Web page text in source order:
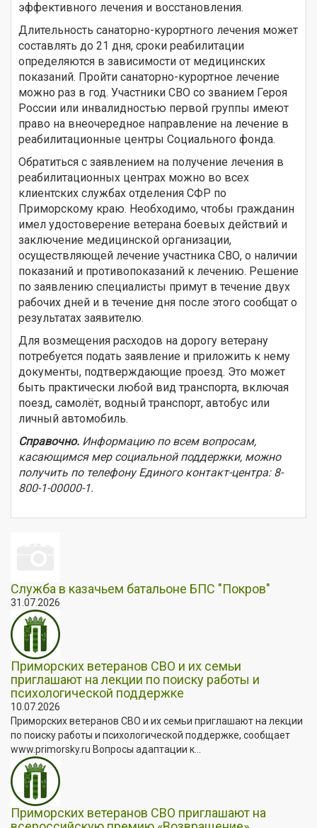
эффективного лечения и восстановления.
Длительность санаторно-курортного лечения может
составлять до 21 дня, сроки реабилитации
определяются в зависимости от медицинских
показаний. Пройти санаторно-курортное лечение
можно раз в год. Участники СВО со званием Героя
России или инвалидностью первой группы имеют
право на внеочередное направление на лечение в
реабилитационные центры Социального фонда.
Обратиться с заявлением на получение лечения в
реабилитационных центрах можно во всех
клиентских службах отделения СФР по
Приморскому краю. Необходимо, чтобы гражданин
имел удостоверение ветерана боевых действий и
заключение медицинской организации,
осуществляющей лечение участника СВО, о наличии
показаний и противопоказаний к лечению. Решение
по заявлению специалисты примут в течение двух
рабочих дней и в течение дня после этого сообщат о
результатах заявителю.
Для возмещения расходов на дорогу ветерану
потребуется подать заявление и приложить к нему
документы, подтверждающие проезд. Это может
быть практически любой вид транспорта, включая
поезд, самолёт, водный транспорт, автобус или
личный автомобиль.
Справочно. Информацию по всем вопросам,
касающимся мер социальной поддержки, можно
получить по телефону Единого контакт-центра: 8-
800-1-00000-1.
Служба в казачьем батальоне БПС "Покров"
31.07.2026
Приморских ветеранов СВО и их семьи
приглашают на лекции по поиску работы и
психологической поддержке
10.07.2026
Приморских ветеранов СВО и их семьи приглашают на лекции
по поиску работы и психологической поддержке, сообщает
www.primorsky.ru Вопросы адаптации к...
Приморских ветеранов СВО приглашают на